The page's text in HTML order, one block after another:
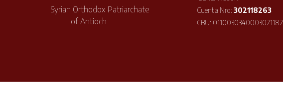
Syrian Orthodox Patriarchate
of Antioch
Cuenta Nro: 302118263
CBU: